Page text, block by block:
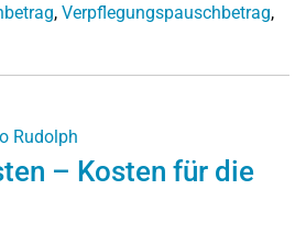
, Verpflegungspauschbetrag,
Rudolph
– Kosten für die